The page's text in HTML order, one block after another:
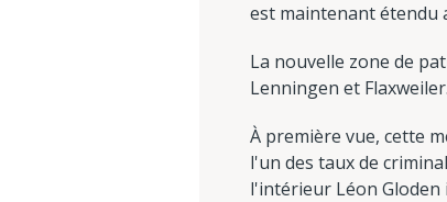
est maintenant étendu
La nouvelle zone de
Lenningen et Flaxweiler.
À première vue, cette
l'un des taux de
l'intérieur Léon Gloden